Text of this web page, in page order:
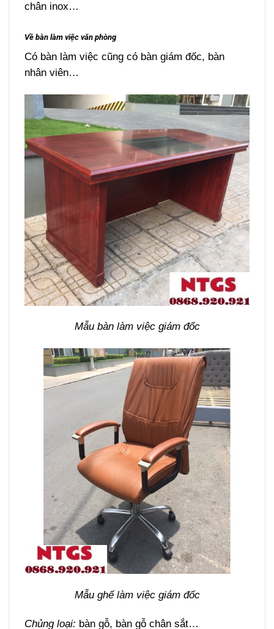
chân inox…
Về bàn làm việc văn phòng
Có bàn làm việc cũng có bàn giám đốc, bàn
nhân viên…
Mẫu bàn làm việc giám đốc
Mẫu ghế làm việc giám đốc
Chủng loại: bàn gỗ, bàn gỗ chân sắt…